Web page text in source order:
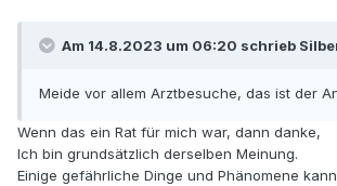
Am 14.8.2023 um 06:20 schrieb
Meide vor allem Arztbesuche, das ist der
Wenn das ein Rat für mich war, dann danke,
Ich bin grundsätzlich derselben Meinung.
Einige gefährliche Dinge und Phänomene